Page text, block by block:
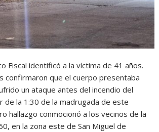
Fiscal identificó a la víctima de 41 años.
confirmaron que el cuerpo presentaba
un ataque antes del incendio del
de la 1:30 de la madrugada de este
hallazgo conmocionó a los vecinos de la
en la zona este de San Miguel de